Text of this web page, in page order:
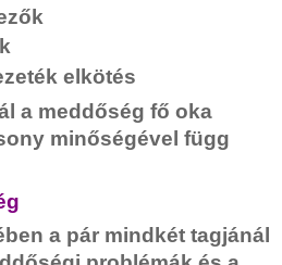
elkötés
a meddőség fő oka
minőségével függ
a pár mindkét tagjánál